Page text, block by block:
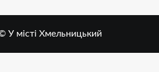
У місті Хмельницький